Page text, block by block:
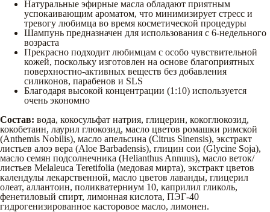
Натуральные эфирные масла обладают приятным
успокаивающим ароматом, что минимизирует стресс и
тревогу любимца во время косметической процедуры
Шампунь предназначен для использования с 6-недельного
возраста
Прекрасно подходит любимцам с особо чувствительной
кожей, поскольку изготовлен на основе благоприятных
поверхностно-активных веществ без добавления
силиконов, парабенов и SLS
Благодаря высокой концентрации (1:10) используется
очень экономно
Состав: вода, кокосульфат натрия, глицерин, кокоглюкозид,
кокобетаин, лаурил глюкозид, масло цветов ромашки римской
(Anthemis Nobilis), масло апельсина (Citrus Sinensis), экстракт
листьев алоэ вера (Aloe Barbadensis), глицин сои (Glycine Soja),
масло семян подсолнечника (Helianthus Annuus), масло веток/
листьев Melaleuca Teretifolia (медовая мирта), экстракт цветов
календулы лекарственной, масло цветов лаванды, глицерил
олеат, аллантоин, поликватерниум 10, каприлил гликоль,
фенетиловый спирт, лимонная кислота, ПЭГ-40
гидрогенизированное касторовое масло, лимонен.